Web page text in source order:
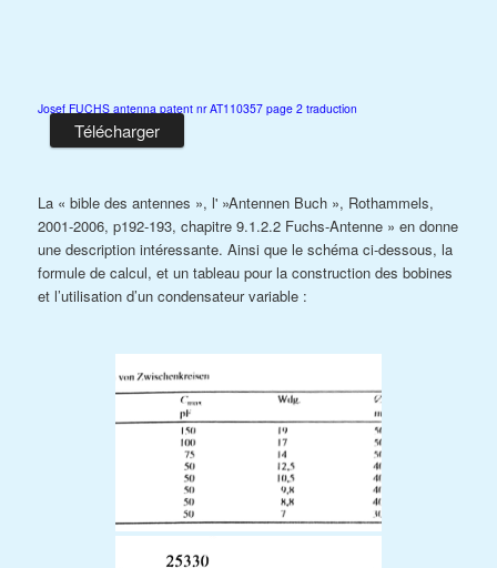
Josef FUCHS antenna patent nr AT110357 page 2 traduction
Télécharger
La « bible des antennes », l' »Antennen Buch », Rothammels,
2001-2006, p192-193, chapitre 9.1.2.2 Fuchs-Antenne » en donne
une description intéressante. Ainsi que le schéma ci-dessous, la
formule de calcul, et un tableau pour la construction des bobines
et l’utilisation d’un condensateur variable :